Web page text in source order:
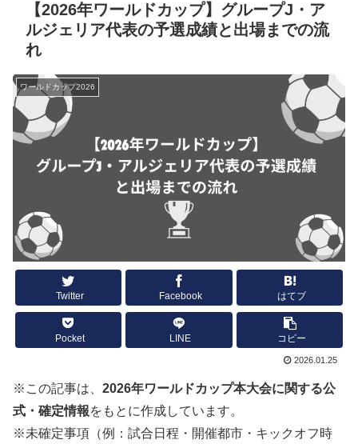
【2026年ワールドカップ】グループJ・ア
ルジェリア代表の予選成績と出場までの流
れ
ワールドカップ2026
Twitter Facebook はてブ
Pocket LINE コピー
2026.01.25
※この記事は、 2026年ワールドカップ本大会に関する公
式・確定情報をもとに作成しています。
※未確定事項（例：試合日程・開催都市・キックオフ時